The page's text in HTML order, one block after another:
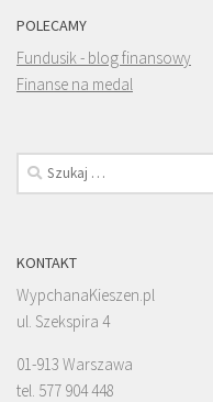
POLECAMY
Fundusik - blog finansowy
Finanse na medal
Szukaj:
KONTAKT
WypchanaKieszen.pl
ul. Szekspira 4
01-913 Warszawa
tel. 577 904 448